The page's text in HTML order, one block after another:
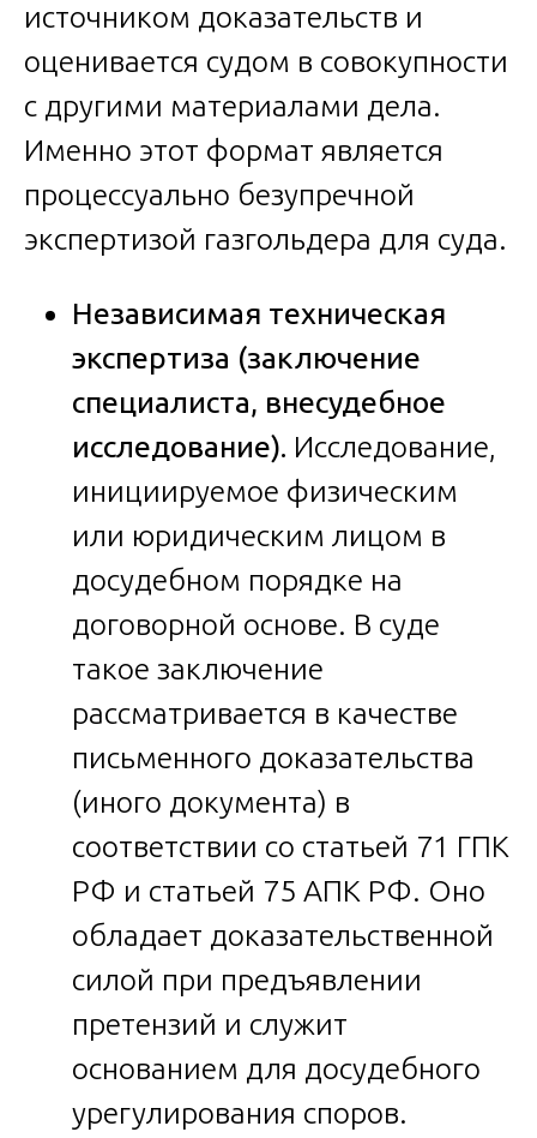
источником доказательств и
оценивается судом в совокупности
с другими материалами дела.
Именно этот формат является
процессуально безупречной
экспертизой газгольдера для суда.
Независимая техническая
экспертиза (заключение
специалиста, внесудебное
исследование). Исследование,
инициируемое физическим
или юридическим лицом в
досудебном порядке на
договорной основе. В суде
такое заключение
рассматривается в качестве
письменного доказательства
(иного документа) в
соответствии со статьей 71 ГПК
РФ и статьей 75 АПК РФ. Оно
обладает доказательственной
силой при предъявлении
претензий и служит
основанием для досудебного
урегулирования споров.